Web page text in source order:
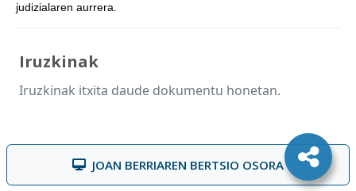
judizialaren aurrera.
Iruzkinak
Iruzkinak itxita daude dokumentu honetan.
JOAN BERRIAREN BERTSIO OSORA